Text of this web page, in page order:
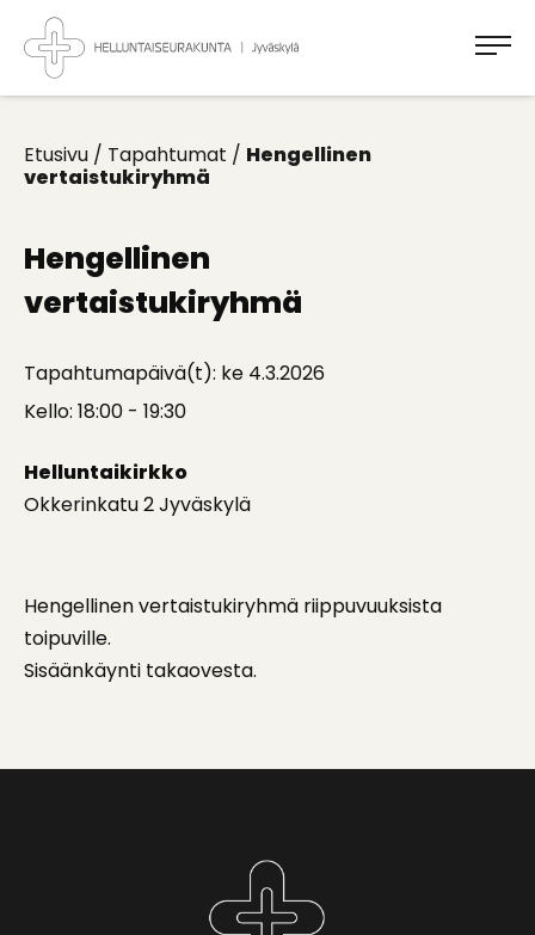
Takaisin
ylös
Jyväskylän
Helluntaiseurakunta
Koti
Etusivu / Tapahtumat / Hengellinen
vertaistukiryhmä
Hengellinen
vertaistukiryhmä
Tapahtumapäivä(t): ke 4.3.2026
Kello: 18:00 - 19:30
Helluntaikirkko
Okkerinkatu 2 Jyväskylä
Hengellinen vertaistukiryhmä riippuvuuksista
toipuville.
Sisäänkäynti takaovesta.